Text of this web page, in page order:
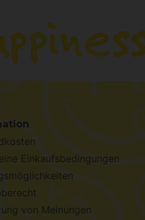
Einkaufsbedingungen
von Meinungen